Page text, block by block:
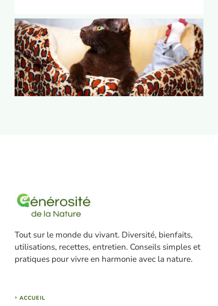
Tout sur le monde du vivant. Diversité, bienfaits,
utilisations, recettes, entretien. Conseils simples et
pratiques pour vivre en harmonie avec la nature.
ACCUEIL